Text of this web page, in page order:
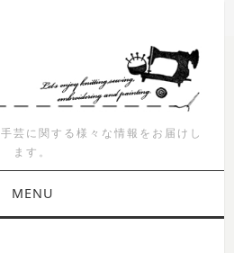
芸に関する様々な情報をお届けし
ます。
MENU